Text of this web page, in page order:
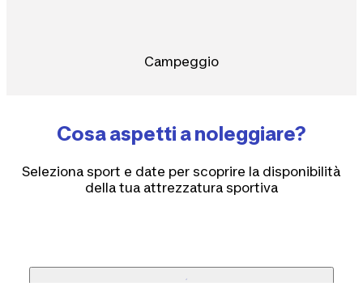
Campeggio
Cosa aspetti a noleggiare?
Seleziona sport e date per scoprire la disponibilità
della tua attrezzatura sportiva